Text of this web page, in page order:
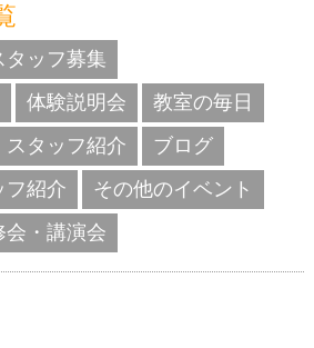
タッフ募集
体験説明会
教室の毎日
スタッフ紹介
ブログ
フ紹介
その他のイベント
会・講演会